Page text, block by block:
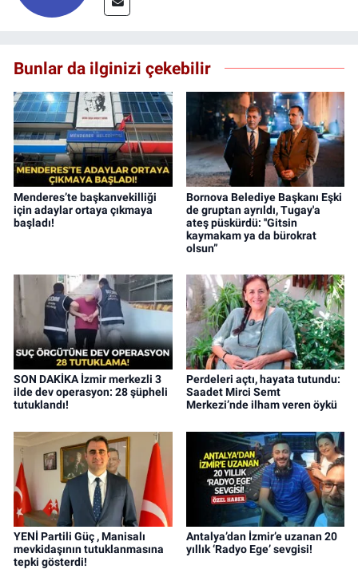
Bunlar da ilginizi çekebilir
Menderes’te başkanvekilliği
için adaylar ortaya çıkmaya
başladı!
Bornova Belediye Başkanı Eşki
de gruptan ayrıldı, Tugay'a
ateş püskürdü: ''Gitsin
kaymakam ya da bürokrat
olsun”
SON DAKİKA İzmir merkezli 3
ilde dev operasyon: 28 şüpheli
tutuklandı!
Perdeleri açtı, hayata tutundu:
Saadet Mirci Semt
Merkezi’nde ilham veren öykü
YENİ Partili Güç , Manisalı
mevkidaşının tutuklanmasına
tepki gösterdi!
Antalya’dan İzmir’e uzanan 20
yıllık ‘Radyo Ege’ sevgisi!